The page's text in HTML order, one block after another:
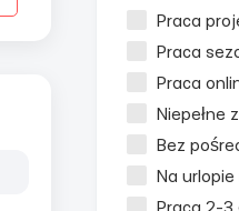
Praca
Praca
Praca
Niepełne
Bez
Na